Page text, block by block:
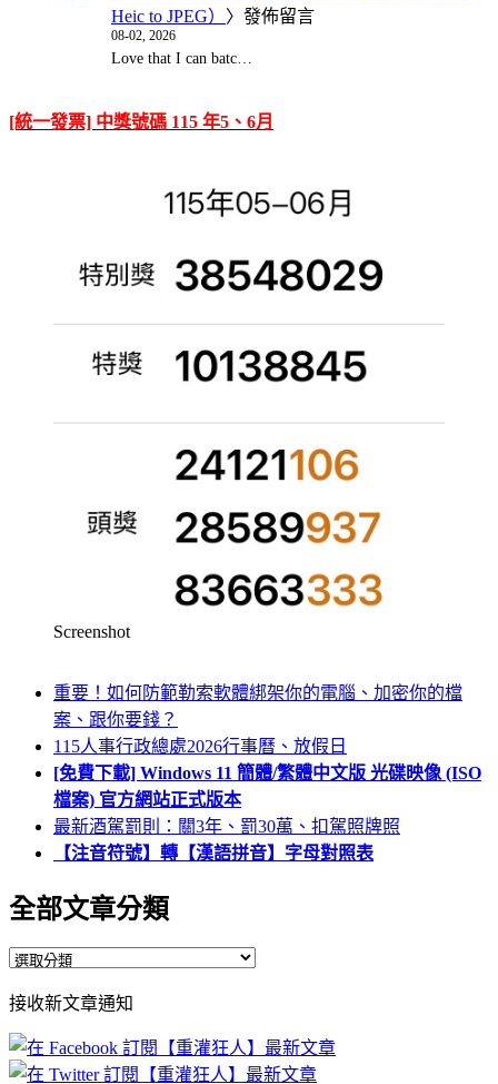
Heic to JPEG） 〉發佈留言
08-02, 2026
Love that I can batc…
[統一發票] 中獎號碼 115 年5、6月
Screenshot
重要！如何防範勒索軟體綁架你的電腦、加密你的檔
案、跟你要錢？
115人事行政總處2026行事曆、放假日
[免費下載] Windows 11 簡體/繁體中文版 光碟映像 (ISO
檔案) 官方網站正式版本
最新酒駕罰則：關3年、罰30萬、扣駕照牌照
【注音符號】轉【漢語拼音】字母對照表
全部文章分類
全
文
章
分
接收新文章通知